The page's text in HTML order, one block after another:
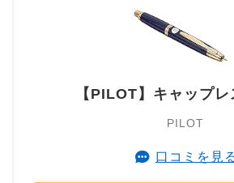
【PILOT】キャップ
PILOT
口コミを見